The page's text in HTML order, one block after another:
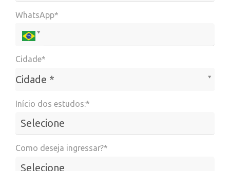
WhatsApp*
Cidade*
Cidade *
Cidade*
Início dos estudos:*
Como deseja ingressar?*